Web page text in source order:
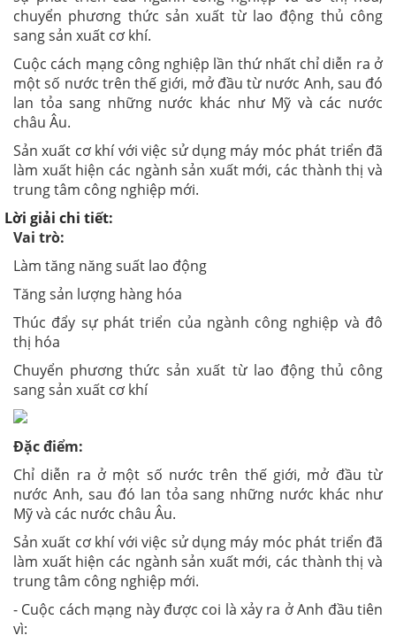
chuyển phương thức sản xuất từ lao động thủ công
sang sản xuất cơ khí.
Cuộc cách mạng công nghiệp lần thứ nhất chỉ diễn ra ở
một số nước trên thế giới, mở đầu từ nước Anh, sau đó
lan tỏa sang những nước khác như Mỹ và các nước
châu Âu.
Sản xuất cơ khí với việc sử dụng máy móc phát triển đã
làm xuất hiện các ngành sản xuất mới, các thành thị và
trung tâm công nghiệp mới.
Lời giải chi tiết:
Vai trò:
Làm tăng năng suất lao động
Tăng sản lượng hàng hóa
Thúc đẩy sự phát triển của ngành công nghiệp và đô
thị hóa
Chuyển phương thức sản xuất từ lao động thủ công
sang sản xuất cơ khí
Đặc điểm:
Chỉ diễn ra ở một số nước trên thế giới, mở đầu từ
nước Anh, sau đó lan tỏa sang những nước khác như
Mỹ và các nước châu Âu.
Sản xuất cơ khí với việc sử dụng máy móc phát triển đã
làm xuất hiện các ngành sản xuất mới, các thành thị và
trung tâm công nghiệp mới.
- Cuộc cách mạng này được coi là xảy ra ở Anh đầu tiên
vì: